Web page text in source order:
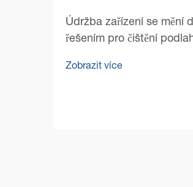
Údržba zařízení se mění
řešením pro čištění
představuje zvláštní
Zobrazit více